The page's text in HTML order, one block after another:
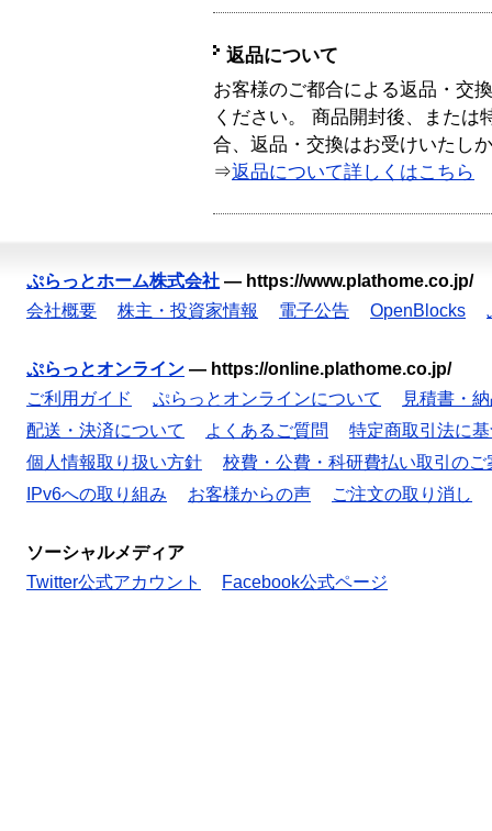
返品について
お客様のご都合による返品・交
ください。 商品開封後、または
合、返品・交換はお受けいたし
⇒返品について詳しくはこちら
ぷらっとホーム株式会社 — https://www.plathome.co.jp/
会社概要
株主・投資家情報 電子公告 OpenBlocks
ぷらっとオンライン — https://online.plathome.co.jp/
ご利用ガイド
ぷらっとオンラインについて
見積書・
配送・決済について
よくあるご質問
特定商取引法に
個人情報取り扱い方針
校費・公費・科研費払い取引のご
IPv6への取り組み
お客様からの声 ご注文の取り消し
ソーシャルメディア
Twitter公式アカウント
Facebook公式ページ